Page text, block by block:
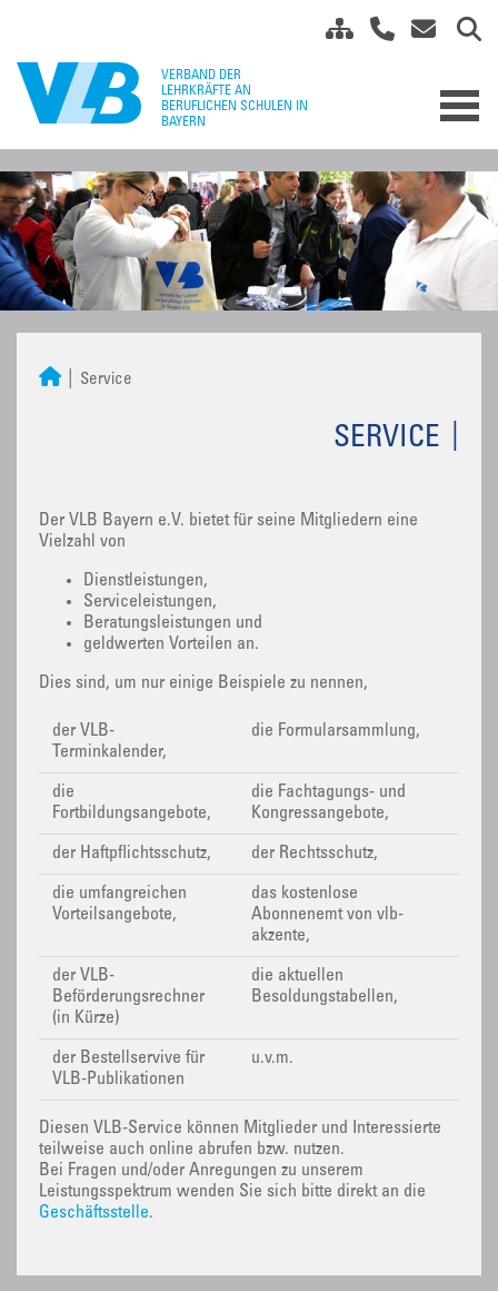
Service
SERVICE
Der VLB Bayern e.V. bietet für seine Mitgliedern eine
Vielzahl von
Dienstleistungen,
Serviceleistungen,
Beratungsleistungen und
geldwerten Vorteilen an.
Dies sind, um nur einige Beispiele zu nennen,
der VLB-
Terminkalender,
die Formularsammlung,
die
Fortbildungsangebote,
die Fachtagungs- und
Kongressangebote,
der Haftpflichtsschutz, der Rechtsschutz,
die umfangreichen
Vorteilsangebote,
das kostenlose
Abonnenemt von vlb-
akzente,
der VLB-
Beförderungsrechner
(in Kürze)
die aktuellen
Besoldungstabellen,
der Bestellservive für
VLB-Publikationen
u.v.m.
Diesen VLB-Service können Mitglieder und Interessierte
teilweise auch online abrufen bzw. nutzen.
Bei Fragen und/oder Anregungen zu unserem
Leistungsspektrum wenden Sie sich bitte direkt an die
Geschäftsstelle.